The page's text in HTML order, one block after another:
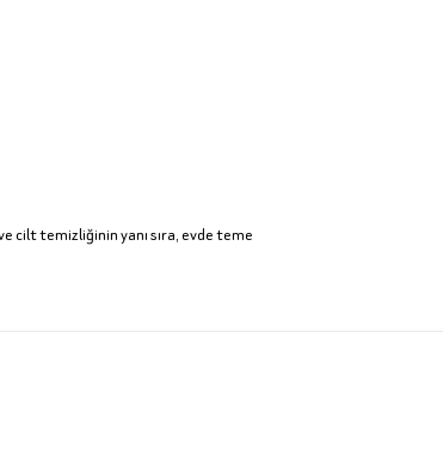
cilt temizliğinin yanı sıra, evde teme